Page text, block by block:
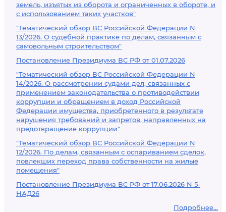
земель, изъятых из оборота и ограниченных в обороте, и
с использованием таких участков"
"Тематический обзор ВС Российской Федерации N
13/2026. О судебной практике по делам, связанным с
самовольным строительством"
Постановление Президиума ВС РФ от 01.07.2026
"Тематический обзор ВС Российской Федерации N
14/2026. О рассмотрении судами дел, связанных с
применением законодательства о противодействии
коррупции и обращением в доход Российской
Федерации имущества, приобретенного в результате
нарушения требований и запретов, направленных на
предотвращение коррупции"
"Тематический обзор ВС Российской Федерации N
12/2026. По делам, связанным с оспариванием сделок,
повлекших переход права собственности на жилые
помещения"
Постановление Президиума ВС РФ от 17.06.2026 N 5-
НАД26
Подробнее...